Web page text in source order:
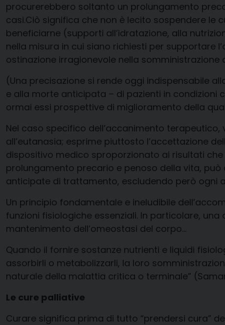
procurerebbero soltanto un prolungamento
casi.Ciò significa che non è lecito sospendere le
beneficiarne (supporti all’idratazione, alla
nella misura in cui siano richiesti per supportare
ostinazione irragionevole nella
(Una precisazione si rende oggi indispensabile
e alla morte anticipata – di pazienti in condizioni
ormai essi prospettive di miglioramento della
Nel caso specifico dell’accanimento
all’eutanasia; esprime piuttosto l’accettazione
dispositivo medico sproporzionato ai risultati
prolungamento precario e penoso della vita, può
anticipate di trattamento, escludendo però ogni
Un principio fondamentale e ineludibile
funzioni fisiologiche essenziali. In particolare,
mantenimento dell’omeostasi del corpo…
Quando il fornire sostanze nutrienti e liquidi
assorbirli o metabolizzarli, la loro
naturale della malattia critica o terminale” (
Le cure palliative
Curare significa prima di tutto “prendersi cura”